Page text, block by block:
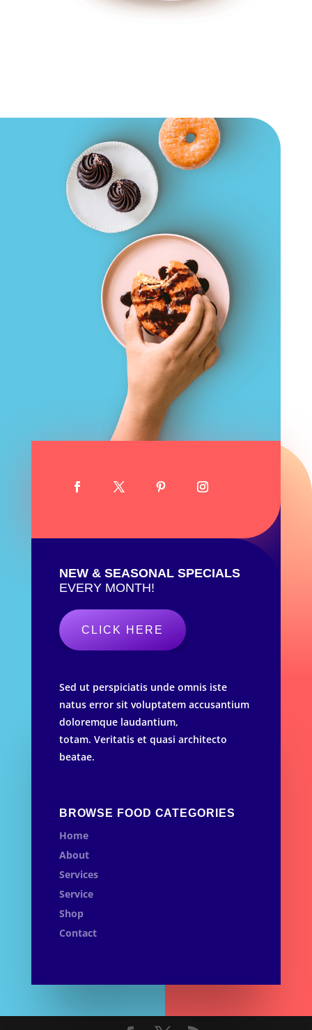
NEW & SEASONAL SPECIALS
EVERY MONTH!
CLICK HERE
Sed ut perspiciatis unde omnis iste
natus error sit voluptatem accusantium
doloremque laudantium,
totam. Veritatis et quasi architecto
beatae.
BROWSE FOOD CATEGORIES
Home
About
Services
Service
Shop
Contact